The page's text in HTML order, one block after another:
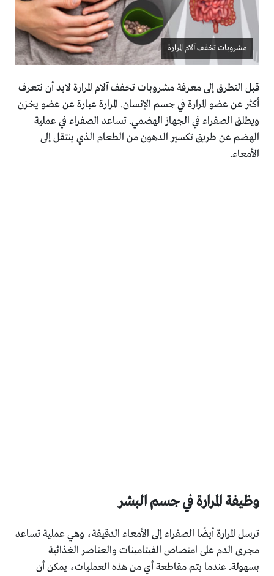
مشروبات تخفف آلام المرارة
قبل التطرق إلى معرفة مشروبات تخفف آلام المرارة لابد أن نتعرف
أكثر عن عضو المرارة في جسم الإنسان. المرارة عبارة عن عضو يخزن
ويطلق الصفراء في الجهاز الهضمي. تساعد الصفراء في عملية
الهضم عن طريق تكسير الدهون من الطعام الذي ينتقل إلى
الأمعاء.
وظيفة المرارة في جسم البشر
ترسل المرارة أيضًا الصفراء إلى الأمعاء الدقيقة، وهي عملية تساعد
مجرى الدم على امتصاص الفيتامينات والعناصر الغذائية
بسهولة. عندما يتم مقاطعة أي من هذه العمليات، يمكن أن